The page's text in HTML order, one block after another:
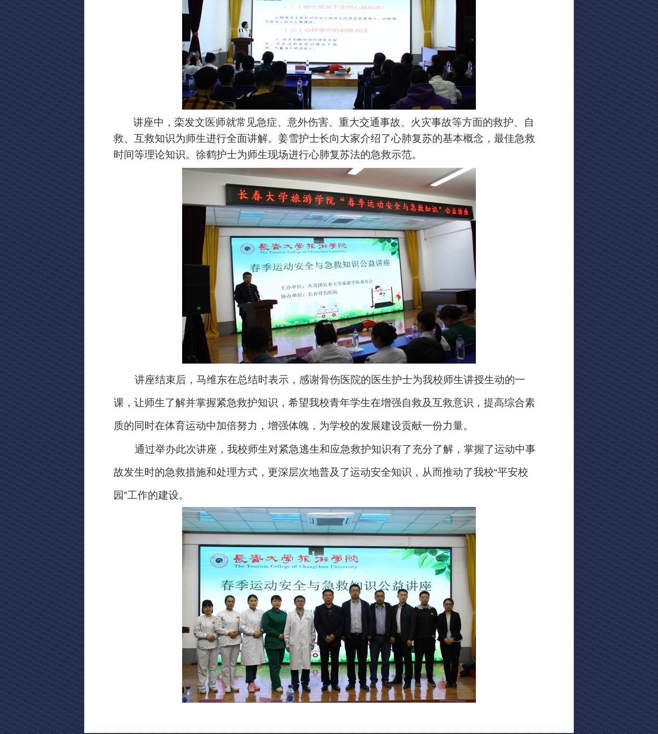
讲座中，栾发文医师就常见急症、意外伤害、重大交通事故、火灾事故等方面的救护、自
救、互救知识为师生进行全面讲解。姜雪护士长向大家介绍了心肺复苏的基本概念 ， 最佳急救
时间等理论知识。 徐鹤护士为师生现场进行心肺复苏法的急救示范。
讲座结束后 ，马维东在总结时表示 ， 感谢骨伤医院的医生护士为我校师生讲授生动的一
课， 让师生了解并掌握紧急救护知识，希望我校青年学生在增强自救及互救意识，提高综合素
质的同时在体育运动中加倍努力，增强体魄，为学校的发展建设贡献一份力量。
通过举办此次讲座， 我校师生对紧急逃生和应急救护知识有了充分了解，掌握了运动中事
故发生时的急救措施和处理方式，更深层次地普及了运动安全知识， 从而推动了我校“平安校
园”工作的建设。